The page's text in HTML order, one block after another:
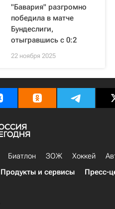
"Бавария" разгромно
победила в матче
Бундеслиги,
отыгравшись с 0:2
22 ноября 2025
Биатлон ЗОЖ Хоккей
Продукты и сервисы Пресс-